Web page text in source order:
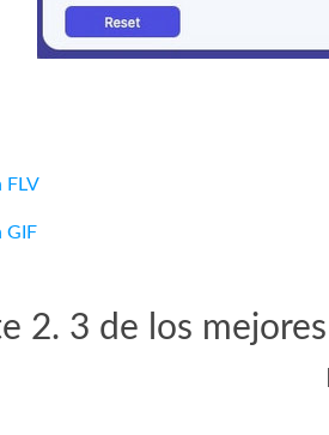
FLV
GIF
2. 3 de los